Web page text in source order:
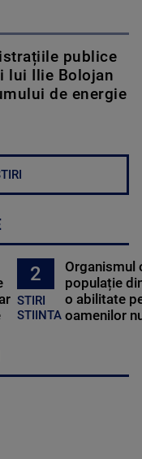
publice
lui Ilie Bolojan
de energie
2
STIRI
STIINTA
Organismul
populație
o abilitate
oamenilor